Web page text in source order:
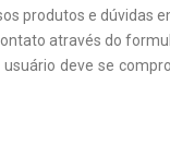
produtos e dúvidas
através do
usuário deve se